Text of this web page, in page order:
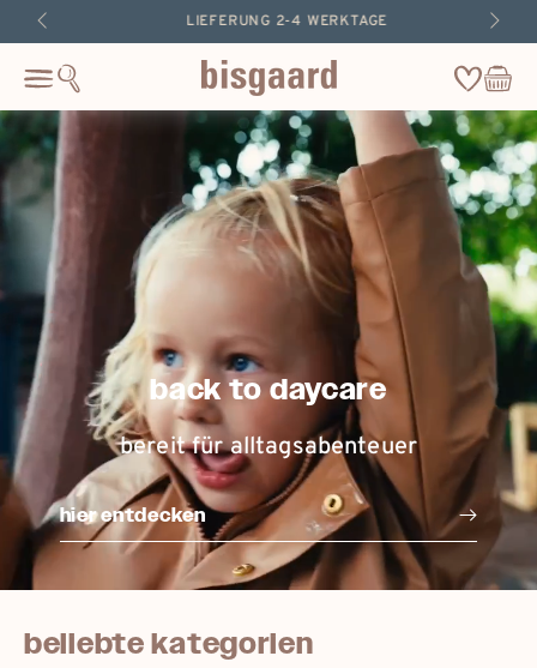
LIEFERUNG 2-4 WERKTAGE
Wishlist
Cart
back to daycare
bereit für alltagsabenteuer
hier entdecken
beliebte kategorien